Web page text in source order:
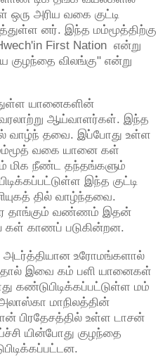
அரிய வகை குட்டி
னர். இந்த மம்மூத்திற்கு
First Nation என்று
குழந்தை விலங்கு" என்று
யானைகளின்
ஆய்வாளர்கள். இந்த
வாழ்ந் தவை. இப்போது உள்ள
வகை யானை கள்
மிக நீண்ட தந்தங்களும்
இந்த குட்டி
தில் வாழ்ந்தவை.
தாங்கும் வண்ணம் இதன்
கள் காணப் படுகின்றன.
அடர்த்தியான உரோமங்களால்
இவை கம் பளி யானைகள்
மம்
மாநிலத்தின்
பிரதேசத்தில் உள்ள டாசன்
யின்போது குழந்தை